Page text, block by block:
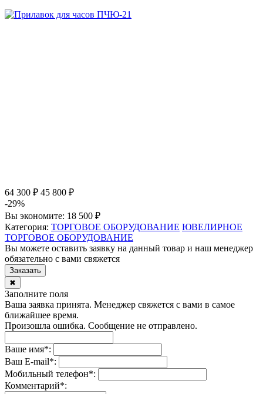
64 300 ₽ 45 800 ₽
-29%
Вы экономите: 18 500 ₽
Категория: ТОРГОВОЕ ОБОРУДОВАНИЕ ЮВЕЛИРНОЕ
ТОРГОВОЕ ОБОРУДОВАНИЕ
Вы можете оставить заявку на данный товар и наш менеджер
обязательно с вами свяжется
Заказать
✖
Заполните поля
Ваша заявка принята. Менеджер свяжется с вами в самое
ближайшее время.
Произошла ошибка. Сообщение не отправлено.
Ваше имя*:
Ваш E-mail*:
Мобильный телефон*:
Комментарий*: